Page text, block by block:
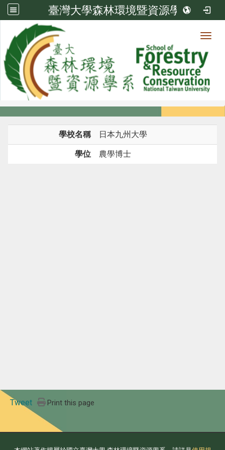
臺灣大學森林環境暨資源學系
系所成員
系所成員
學校名稱 日本九州大學
學位 農學博士
Tweet Print this page